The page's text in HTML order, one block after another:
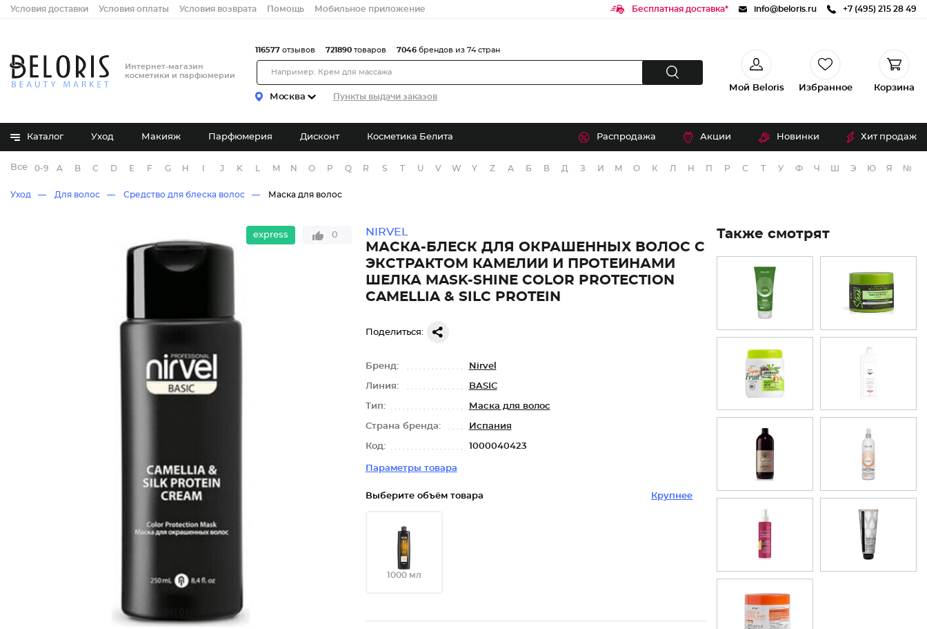
Условия доставки Условия оплаты Условия возврата Помощь Мобильное приложение Бесплатная доставка* info@beloris.ru +7 (495) 215 28 49
Интернет-магазин
косметики и парфюмерии
Москва Пункты выдачи заказов
116577 отзывов 721890 товаров 7046 брендов из 74 стран
Мой Beloris Избранное Корзина
Каталог Уход Макияж Парфюмерия Дисконт Косметика Белита Распродажа Акции Новинки Хит продаж
Все бренды
0-9 A B C D E F G H J K M N O P Q R S T U V W Y Z А Б В Д З И М О К Л Н П Р С Т У Ф Ч Э Ю Я №
Уход Для волос Средство для блеска волос Маска для волос
express 0 NIRVEL
МАСКА-БЛЕСК ДЛЯ ОКРАШЕННЫХ ВОЛОС С
ЭКСТРАКТОМ КАМЕЛИИ И ПРОТЕИНАМИ
ШЕЛКА MASK-SHINE COLOR PROTECTION
CAMELLIA & SILC PROTEIN
Поделиться:
Бренд: Nirvel
Линия: BASIC
Тип: Маска для волос
Страна бренда: Испания
Код: 1000040423
Параметры товара
Выберите объём товара Крупнее
1000 мл
Также смотрят